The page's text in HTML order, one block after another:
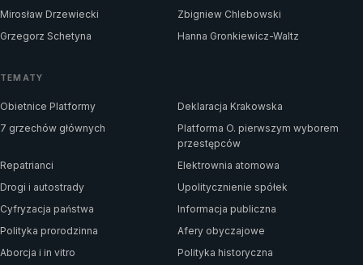
Mirosław Drzewiecki
Zbigniew Chlebowski
Grzegorz Schetyna
Hanna Gronkiewicz-Waltz
TEMATY
Obietnice Platformy
Deklaracja Krakowska
7 grzechów głównych
Platforma O. pierwszym wyborem
przestępców
Repatrianci
Elektrownia atomowa
Drogi i autostrady
Upolitycznienie spółek
Cyfryzacja państwa
Informacja publiczna
Polityka prorodzinna
Afery obyczajowe
Aborcja i in vitro
Polityka historyczna